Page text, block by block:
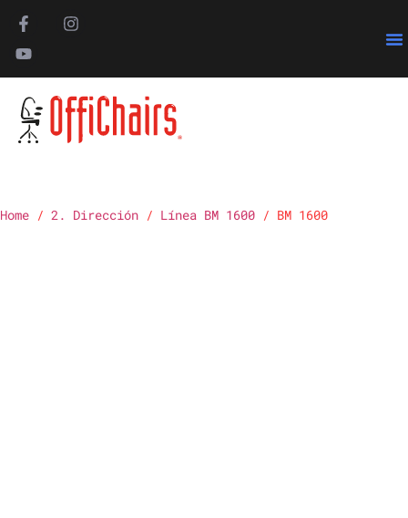
Home / 2. Dirección / Línea BM 1600 / BM 1600